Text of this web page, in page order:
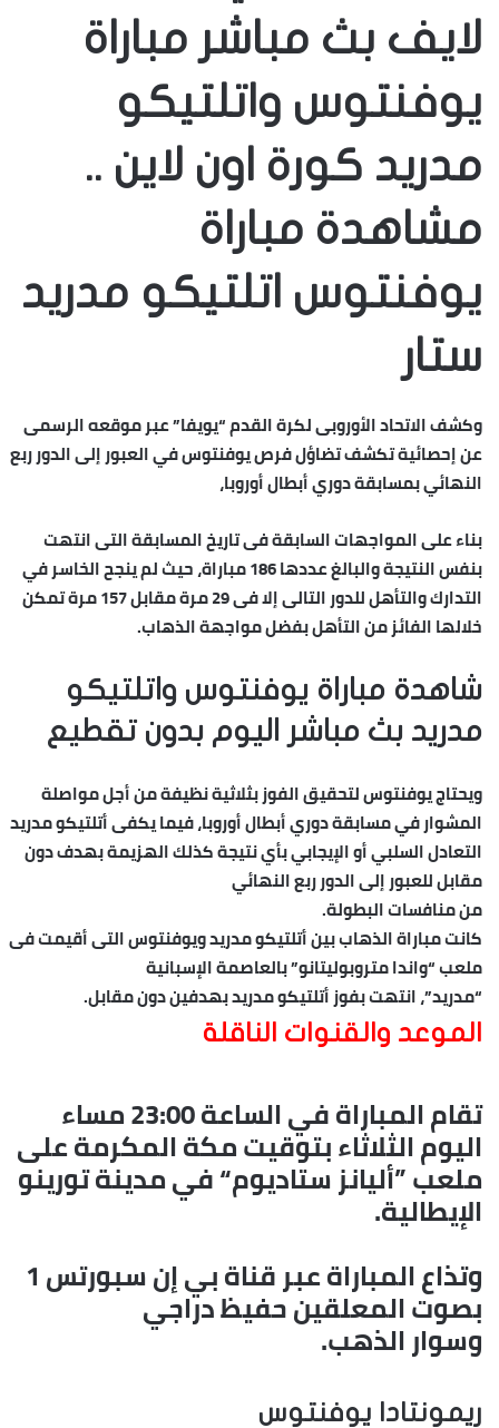
لايف بث مباشر مباراة
يوفنتوس واتلتيكو
مدريد كورة اون لاين ..
مشاهدة مباراة
يوفنتوس اتلتيكو مدريد
ستار
وكشف الاتحاد الأوروبى لكرة القدم “يويفا” عبر موقعه الرسمى
عن إحصائية تكشف تضاؤل فرص يوفنتوس في العبور إلى الدور ربع
النهائي بمسابقة دوري أبطال أوروبا،
بناء على المواجهات السابقة فى تاريخ المسابقة التى انتهت
بنفس النتيجة والبالغ عددها 186 مباراة، حيث لم ينجح الخاسر في
التدارك والتأهل للدور التالى إلا فى 29 مرة مقابل 157 مرة تمكن
خلالها الفائز من التأهل بفضل مواجهة الذهاب.
شاهدة مباراة يوفنتوس واتلتيكو
مدريد بث مباشر اليوم بدون تقطيع
ويحتاج يوفنتوس لتحقيق الفوز بثلاثية نظيفة من أجل مواصلة
المشوار في مسابقة دوري أبطال أوروبا، فيما يكفى أتلتيكو مدريد
التعادل السلبي أو الإيجابي بأي نتيجة كذلك الهزيمة بهدف دون
مقابل للعبور إلى الدور ربع النهائي
من منافسات البطولة.
كانت مباراة الذهاب بين أتلتيكو مدريد ويوفنتوس التى أقيمت فى
ملعب “واندا متروبوليتانو” بالعاصمة الإسبانية
“مدريد”، انتهت بفوز أتلتيكو مدريد بهدفين دون مقابل.
الموعد والقنوات الناقلة
تقام المباراة في الساعة 23:00 مساء
اليوم الثلاثاء بتوقيت مكة المكرمة على
ملعب ”أليانز ستاديوم“ في مدينة تورينو
الإيطالية.
وتذاع المباراة عبر قناة بي إن سبورتس 1
بصوت المعلقين حفيظ دراجي
وسوار الذهب.
ريمونتادا يوفنتوس